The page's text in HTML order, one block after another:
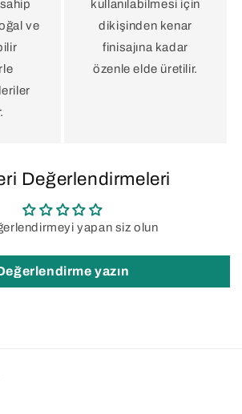
ve
kullanılabilmesi için
dikişinden kenar
finisajına kadar
özenle elde üretilir.
Değerlendirmeleri
yapan siz olun
yazın